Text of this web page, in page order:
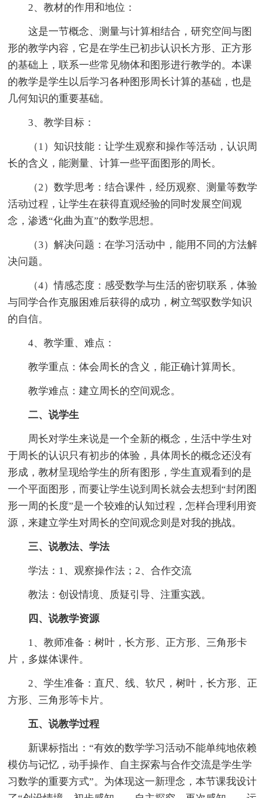
2、教材的作用和地位：
这是一节概念、测量与计算相结合，研究空间与图
形的教学内容，它是在学生已初步认识长方形、正方形
的基础上，联系一些常见物体和图形进行教学的。本课
的教学是学生以后学习各种图形周长计算的基础，也是
几何知识的重要基础。
3、教学目标：
（1）知识技能：让学生观察和操作等活动，认识周
长的含义，能测量、计算一些平面图形的周长。
（2）数学思考：结合课件，经历观察、测量等数学
活动过程，让学生在获得直观经验的同时发展空间观
念，渗透“化曲为直”的数学思想。
（3）解决问题：在学习活动中，能用不同的方法解
决问题。
（4）情感态度：感受数学与生活的密切联系，体验
与同学合作克服困难后获得的成功，树立驾驭数学知识
的自信。
4、教学重、难点：
教学重点：体会周长的含义，能正确计算周长。
教学难点：建立周长的空间观念。
二、说学生
周长对学生来说是一个全新的概念，生活中学生对
于周长的认识只有初步的体验，具体周长的概念还没有
形成，教材呈现给学生的所有图形，学生直观看到的是
一个平面图形，而要让学生说到周长就会去想到“封闭图
形一周的长度”是一个较难的认知过程，怎样合理利用资
源，来建立学生对周长的空间观念则是对我的挑战。
三、说教法、学法
学法：1、观察操作法；2、合作交流
教法：创设情境、质疑引导、注重实践。
四、说教学资源
1、教师准备：树叶，长方形、正方形、三角形卡
片，多媒体课件。
2、学生准备：直尺、线、软尺，树叶，长方形、正
方形、三角形等卡片。
五、说教学过程
新课标指出：“有效的数学学习活动不能单纯地依赖
模仿与记忆，动手操作、自主探索与合作交流是学生学
习数学的重要方式”。为体现这一新理念，本节课我设计